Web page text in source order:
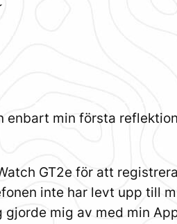
enbart min första
GT2e för att
inte har levt upp till
gjorde mig av med min